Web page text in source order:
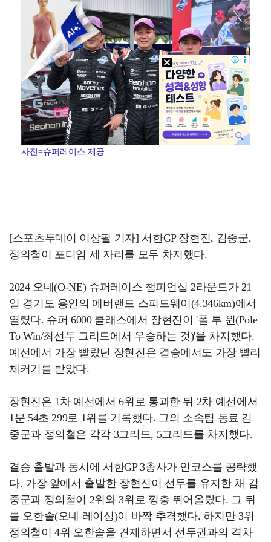
[ST포토] 차준환, 심장이 뛰는 연기
[ST포토] 차준환, 아이돌 보다 잘생긴 얼굴
[ST포토] 차준환, 아이돌급 미남
사진=슈퍼레이스 제공
[스포츠투데이 이상필 기자] 서한GP 장현진, 김중군,
정의철이 포디엄 세 자리를 모두 차지했다.
2024 오네(O-NE) 슈퍼레이스 챔피언십 2라운드가 21
일 경기도 용인의 에버랜드 스피드웨이(4.346km)에서
열렸다. 슈퍼 6000 클래스에서 장현진이 '폴 투 윈(Pole
To Win/최선두 그리드에서 우승하는 것)'을 차지했다.
예선에서 가장 빨랐던 장현진은 결승에서도 가장 빨리
체커기를 받았다.
장현진은 1차 예선에서 6위로 통과한 뒤 2차 예선에서
1분 54초 299로 1위를 기록했다. 그의 소속팀 동료 김
중군과 정의철은 각각 3그리드, 5그리드를 차지했다.
결승 출발과 동시에 서한GP 3총사가 인코스를 공략했
다. 가장 앞에서 출발한 장현진이 선두를 유지한 채 김
중군과 정의철이 2위와 3위로 껑충 뛰어올랐다. 그 뒤
를 오한솔(오네 레이싱)이 바짝 추격했다. 하지만 3위
정의철이 4위 오한솔을 견제하면서 선두권과의 격차